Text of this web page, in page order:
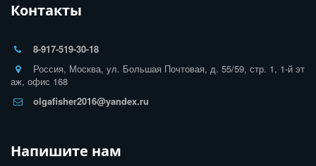
Контакты
8-917-519-30-18
Россия, Москва, ул. Большая Почтовая, д. 55/59, стр. 1, 1-й эт
аж, офис 168
olgafisher2016@yandex.ru
Напишите нам